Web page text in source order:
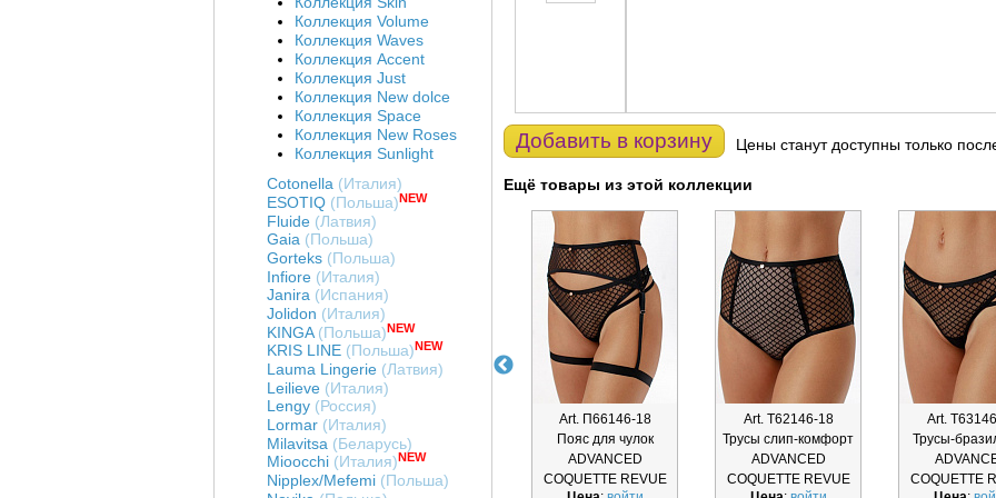
Коллекция Volume
Коллекция Waves
Коллекция Accent
Коллекция Just
Коллекция New dolce
Коллекция Space
Коллекция New Roses
Коллекция Sunlight
Cotonella (Италия)
ESOTIQ (Польша)NEW
Fluide (Латвия)
Gaia (Польша)
Gorteks (Польша)
Infiore (Италия)
Janira (Испания)
Jolidon (Италия)
KINGA (Польша)NEW
KRIS LINE (Польша) NEW
Lauma Lingerie (Латвия)
Leilieve (Италия)
Lengy (Россия)
Lormar (Италия)
Milavitsa (Беларусь)
Mioocchi (Италия) NEW
Nipplex/Mefemi (Польша)
Добавить в корзину Цены станут доступны только
Ещё товары из этой коллекции
Art. Б80146-01
Бюстгальтер "мягкая
чашка" ADVANCED
COQUETTE REV
Art. Б89146-01
Бюстгальтер на
поролоне ADVANCED
COQUETTE REVUE
Art. П66146-18
Пояс для чулок
ADVANCED
COQUETTE REVUE
Art. Т62146-18
Трусы слип-комфорт
ADVANCED
COQUETTE REVUE
Art.
Трусы-
COQUETTE